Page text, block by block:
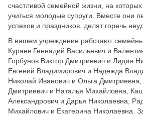
счастливой семейной жизни, на
учиться молодые супруги. Вместе они
успехов и праздников, делят горечь
В нашем учреждение работают
Кураев Геннадий Васильевич и
Горбунов Виктор Дмитриевич и Лидия
Евгений Владимирович и Надежда
Николай Иванович и Ольга
Дмитриевич и Наталья Михайловна,
Александрович и Дарья Николаевна,
Михайлович и Екатерина Николаевна.